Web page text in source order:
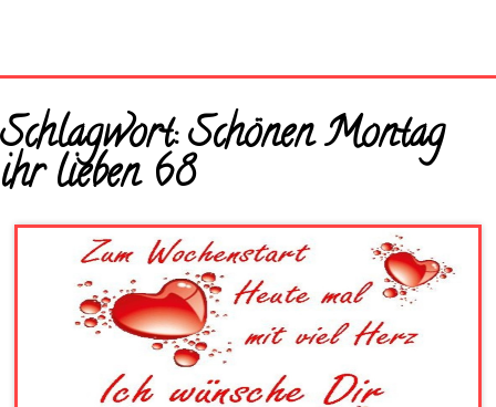
Startseite
Neue Bilder
Schlagwort:Schönen Montag
ihr lieben 68